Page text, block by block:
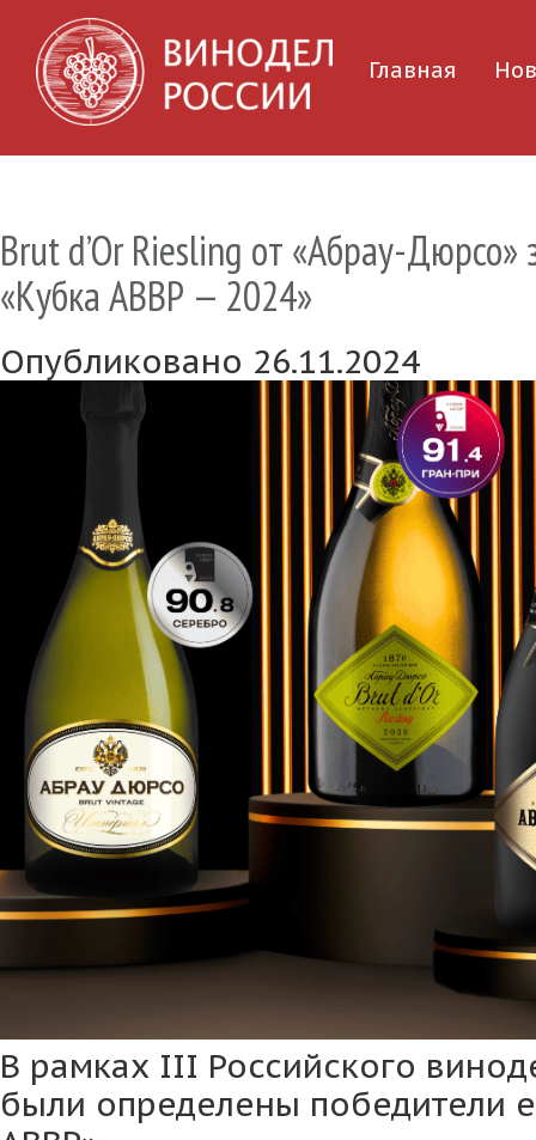
Главная
Brut d’Or Riesling от «Абрау-Дюрсо»
«Кубка АВВР — 2024»
Опубликовано 26.11.2024
В рамках III Российского
были определены победители